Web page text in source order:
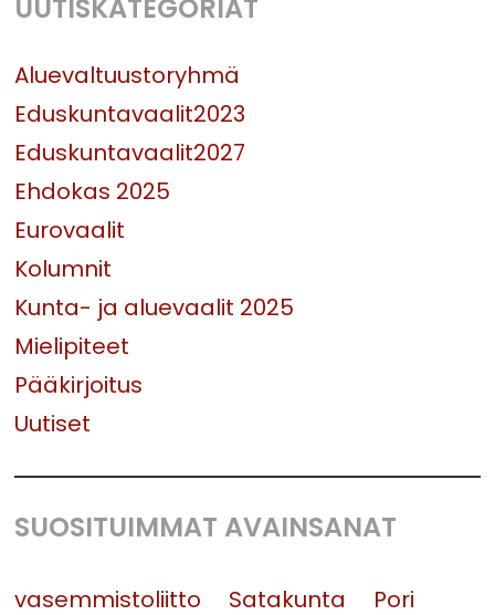
UUTISKATEGORIAT
Aluevaltuustoryhmä
Eduskuntavaalit2023
Eduskuntavaalit2027
Ehdokas 2025
Eurovaalit
Kolumnit
Kunta- ja aluevaalit 2025
Mielipiteet
Pääkirjoitus
Uutiset
SUOSITUIMMAT AVAINSANAT
vasemmistoliitto Satakunta
Pori